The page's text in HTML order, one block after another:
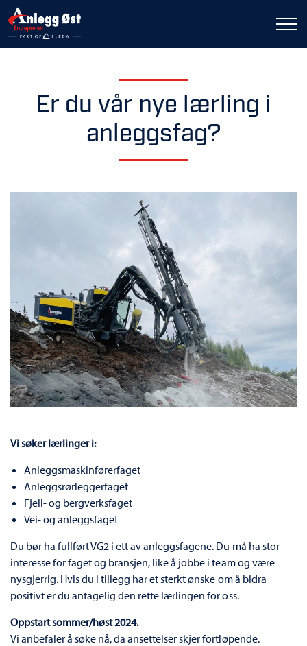
Er du vår nye lærling i
anleggsfag?
Vi søker lærlinger i:
Anleggsmaskinførerfaget
Anleggsrørleggerfaget
Fjell- og bergverksfaget
Vei- og anleggsfaget
Du bør ha fullført VG2 i ett av anleggsfagene. Du må ha stor
interesse for faget og bransjen, like å jobbe i team og være
nysgjerrig. Hvis du i tillegg har et sterkt ønske om å bidra
positivt er du antagelig den rette lærlingen for oss.
Oppstart sommer/høst 2024.
Vi anbefaler å søke nå, da ansettelser skjer fortløpende.